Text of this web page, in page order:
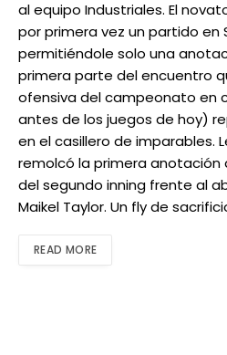
al equipo Industriales. El
por primera vez un partido en
permitiéndole solo una
primera parte del encuentro
ofensiva del campeonato en
antes de los juegos de hoy)
en el casillero de imparables.
remolcó la primera anotación
del segundo inning frente al
Maikel Taylor. Un fly de
READ MORE